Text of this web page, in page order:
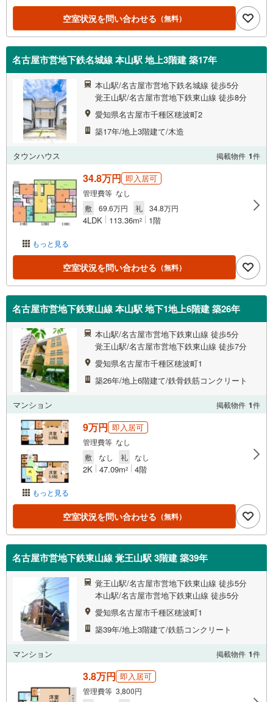
空室状況を問い合わせる （無料）
名古屋市営地下鉄名城線 本山駅 地上3階建 築17年
本山駅/名古屋市営地下鉄名城線 徒歩5分
覚王山駅/名古屋市営地下鉄東山線 徒歩8分
愛知県名古屋市千種区穂波町2
築17年/地上3階建て/木造
タウンハウス 掲載物件 1件
もっと見る
34.8万円 即入居可
管理費等 なし
敷
69.6万円 礼 34.8万円
4LDK 113.36m2 1階
空室状況を問い合わせる （無料）
名古屋市営地下鉄東山線 本山駅 地下1地上6階建 築26年
本山駅/名古屋市営地下鉄東山線 徒歩5分
覚王山駅/名古屋市営地下鉄東山線 徒歩7分
愛知県名古屋市千種区穂波町1
築26年/地上6階建て/鉄骨鉄筋コンクリート
マンション 掲載物件 1件
もっと見る
9万円 即入居可
管理費等 なし
敷
なし 礼 なし
2K 47.09m2 4階
空室状況を問い合わせる （無料）
名古屋市営地下鉄東山線 覚王山駅 3階建 築39年
覚王山駅/名古屋市営地下鉄東山線 徒歩5分
本山駅/名古屋市営地下鉄東山線 徒歩5分
愛知県名古屋市千種区穂波町1
築39年/地上3階建て/鉄筋コンクリート
マンション 掲載物件 1件
3.8万円 即入居可
管理費等 3,800円